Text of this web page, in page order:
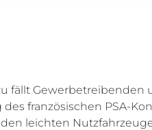
fällt
französischen PSA-
leichten